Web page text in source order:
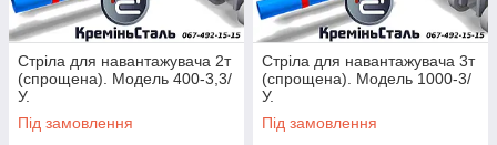
Стріла для навантажувача 2т
(спрощена). Модель 400-3,3/
У.
Під замовлення
Стріла для навантажувача 3т
(спрощена). Модель 1000-3/
У.
Під замовлення